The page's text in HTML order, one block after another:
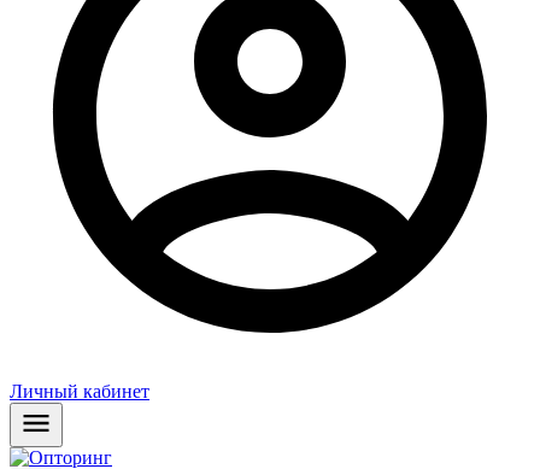
Личный кабинет